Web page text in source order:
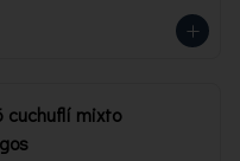
cuchuflí mixto